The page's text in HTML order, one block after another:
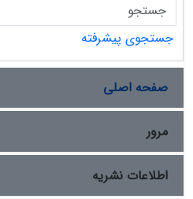
جستجوی پیشرفته
صفحه اصلی
مرور
اطلاعات نشریه